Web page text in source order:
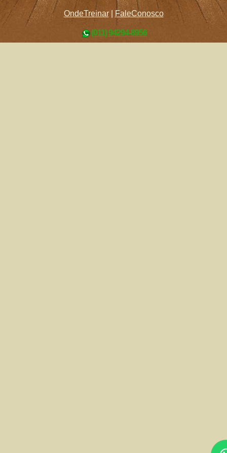
OndeTreinar| FaleConosco
(011) 94294-8956